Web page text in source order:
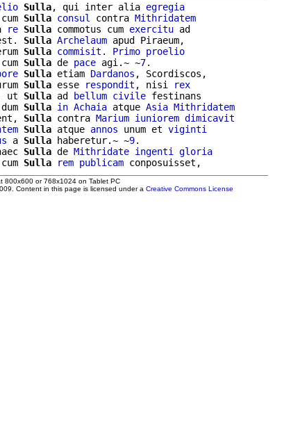
Sulla, qui inter alia egregia
Sulla consul contra Mithridatem
re Sulla commotus cum exercitu ad
Sulla Archelaum apud Piraeum,
Sulla commisit . Primo proelio
cum Sulla de pace agi.~ ~7.
Sulla etiam Dardanos , Scordiscos,
Sulla esse respondit , nisi
rex
ut Sulla ad bellum civile
Sulla in Achaia atque Asia Mithridatem
Sulla contra Marium iuniorem dimicavit
Sulla atque annos unum et viginti
a Sulla haberetur.~ ~9.
Sulla de Mithridate ingenti
gloria
Sulla rem publicam
800x600 or 768x1024 on Tablet PC
Content in this page is licensed under a Creative Commons License